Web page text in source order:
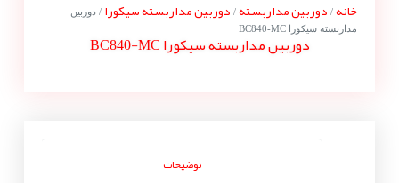
خانه/ دوربین مداربسته/ دوربین مداربسته سیکورا / دوربین
مداربسته سیکورا BC840-MC
دوربین مداربسته سیکورا BC840-MC
توضیحات